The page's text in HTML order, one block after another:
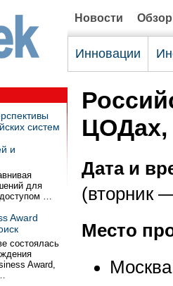
Новости
Инновации
систем
и
для
…
Award
состоялась
Award,
ЦОДах,
Дата и
(вторник
Место